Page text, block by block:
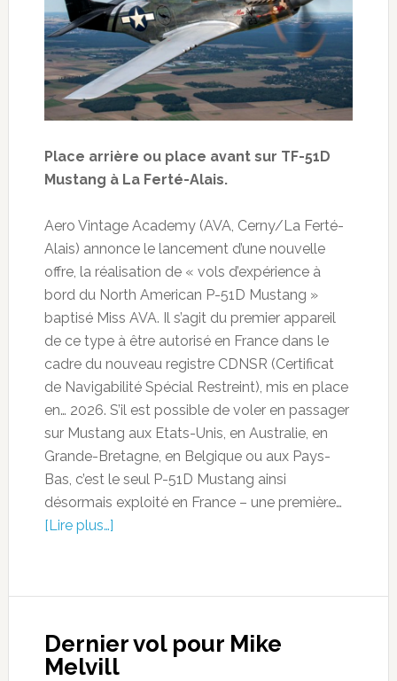
Place arrière ou place avant sur TF-51D
Mustang à La Ferté-Alais.
Aero Vintage Academy (AVA, Cerny/La Ferté-
Alais) annonce le lancement d’une nouvelle
offre, la réalisation de « vols d’expérience à
bord du North American P-51D Mustang »
baptisé Miss AVA. Il s’agit du premier appareil
de ce type à être autorisé en France dans le
cadre du nouveau registre CDNSR (Certificat
de Navigabilité Spécial Restreint), mis en place
en… 2026. S’il est possible de voler en passager
sur Mustang aux Etats-Unis, en Australie, en
Grande-Bretagne, en Belgique ou aux Pays-
Bas, c’est le seul P-51D Mustang ainsi
désormais exploité en France – une première…
[Lire plus…]
Dernier vol pour Mike
Melvill